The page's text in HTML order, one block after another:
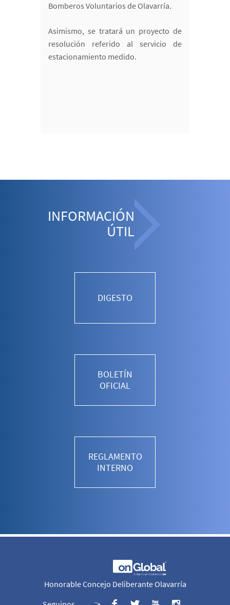
Bomberos Voluntarios de Olavarría.
Asimismo, se tratará un proyecto de
resolución referido al servicio de
estacionamiento medido.
INFORMACIÓN
ÚTIL
DIGESTO
BOLETÍN
OFICIAL
REGLAMENTO
INTERNO
Honorable Concejo Deliberante Olavarría